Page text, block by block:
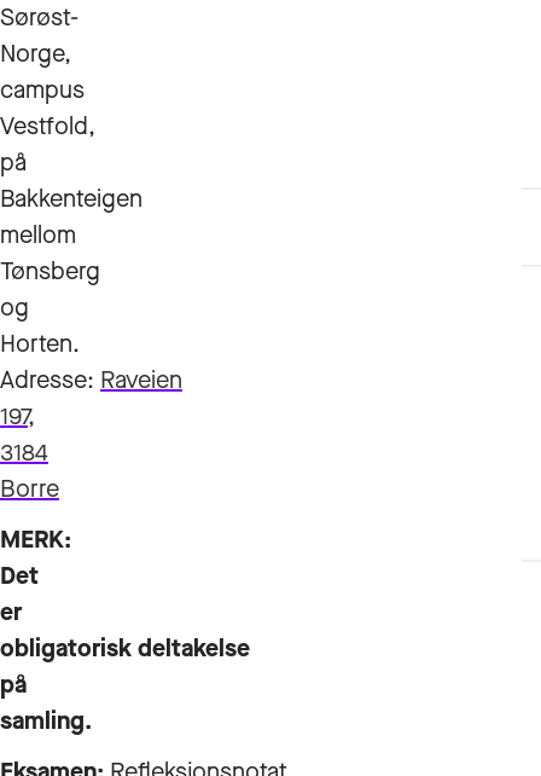
Sørøst-
Norge,
campus
Vestfold,
på
Bakkenteigen
mellom
Tønsberg
og
Horten.
Adresse: Raveien
197,
3184
Borre
MERK:
Det
er
obligatorisk deltakelse
på
samling.